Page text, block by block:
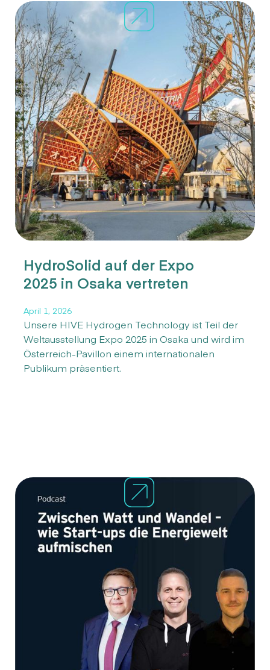
HydroSolid auf der Expo
2025 in Osaka vertreten
April 1, 2026
Unsere HIVE Hydrogen Technology ist Teil der
Weltausstellung Expo 2025 in Osaka und wird im
Österreich-Pavillon einem internationalen
Publikum präsentiert.